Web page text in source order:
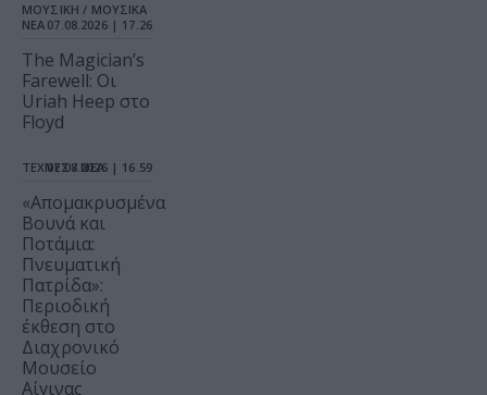
ΜΟΥΣΙΚΗ / ΜΟΥΣΙΚΑ
ΝΕΑ 07.08.2026 | 17.26
The Magician’s
Farewell: Οι
Uriah Heep στο
Floyd
ΤΕΧΝΕΣ / ΝΕΑ
07.08.2026 | 16.59
«Απομακρυσμένα
Βουνά και
Ποτάμια:
Πνευματική
Πατρίδα»:
Περιοδική
έκθεση στο
Διαχρονικό
Μουσείο
Αίγινας